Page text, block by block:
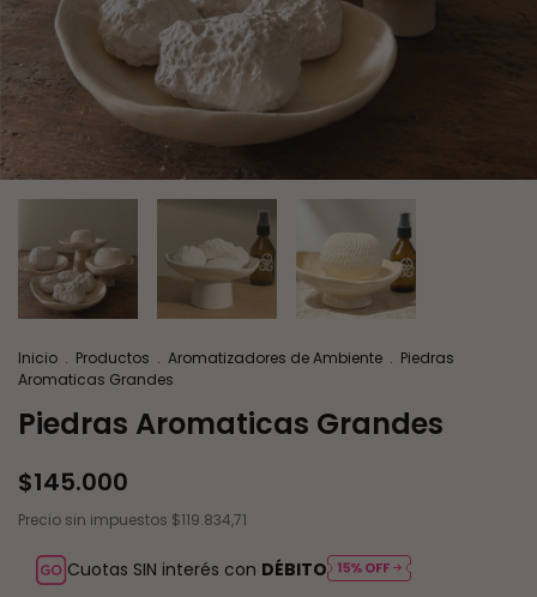
Inicio . Productos . Aromatizadores de Ambiente . Piedras
Aromaticas Grandes
Piedras Aromaticas Grandes
$145.000
Precio sin impuestos $119.834,71
Cuotas SIN interés con DÉBITO